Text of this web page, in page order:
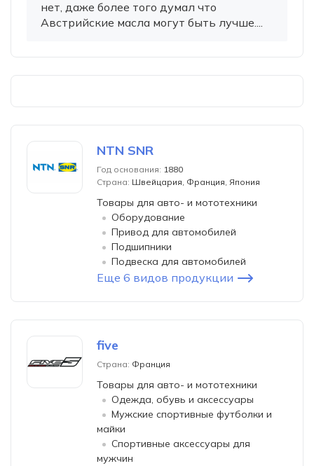
нет, даже более того думал что
Австрийские масла могут быть лучше....
NTN SNR
Год основания: 1880
Страна: Швейцария, Франция, Япония
Товары для авто- и мототехники
Оборудование
Привод для автомобилей
Подшипники
Подвеска для автомобилей
Еще 6 видов продукции
five
Страна: Франция
Товары для авто- и мототехники
Одежда, обувь и аксессуары
Мужские спортивные футболки и
майки
Спортивные аксессуары для
мужчин